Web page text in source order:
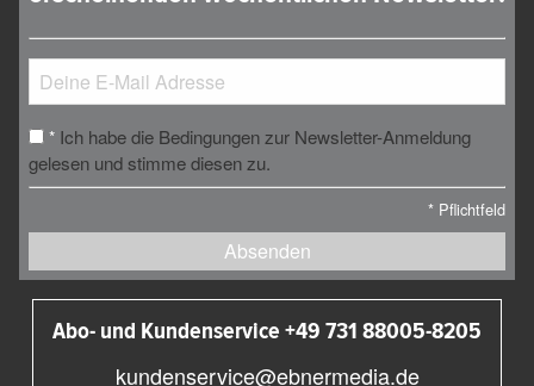
* Ich habe die Bedingungen zur Newsletter-Anmeldung
gelesen und stimme diesen zu.
* Pflichtfeld
Absenden
Abo- und Kundenservice +49 731 88005-8205
kundenservice@ebnermedia.de